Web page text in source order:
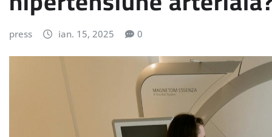
press ian. 15, 2025 0